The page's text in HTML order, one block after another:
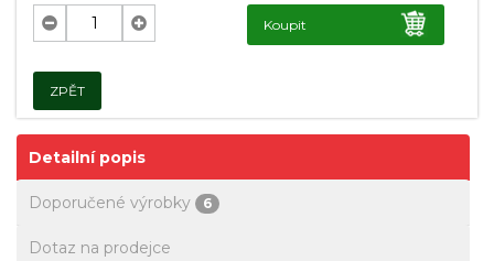
Koupit
ZPĚT
Detailní popis
Doporučené výrobky 6
Dotaz na prodejce